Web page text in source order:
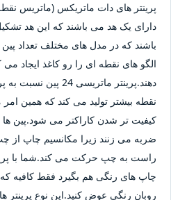
پرینتر های دات ماتریکس (ماتریس
باشند که در مدل های مختلف تعداد
الگو های نقطه ای را رو کاغذ ایجاد می
نقطه بیشتر تولید می کند که همین
کیفیت تر شدن کاراکتر می شود.پین ها
ضربه می زنند زیرا مکانسیم چاپ
راست به چپ حرکت می کند.شما با
چاپ های رنگی هم بگیرد فقط کافیه
روبان رنگی عوض کنید.این نوع پرینتر